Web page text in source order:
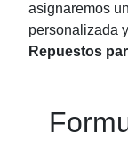
asignaremos
personalizada
Repuestos